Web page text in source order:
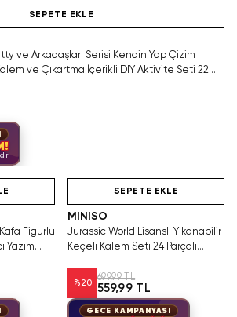
SEPETE EKLE
ve Arkadaşları Serisi Kendin Yap Çizim
ve Çıkartma İçerikli DIY Aktivite Seti 22
Figürlü
Yazım
SEPETE EKLE
MINISO
Jurassic World Lisanslı Yıkanabilir
Keçeli Kalem Seti 24 Parçalı
%20
699,99 TL
559,99 TL
GECE KAMPANYASI